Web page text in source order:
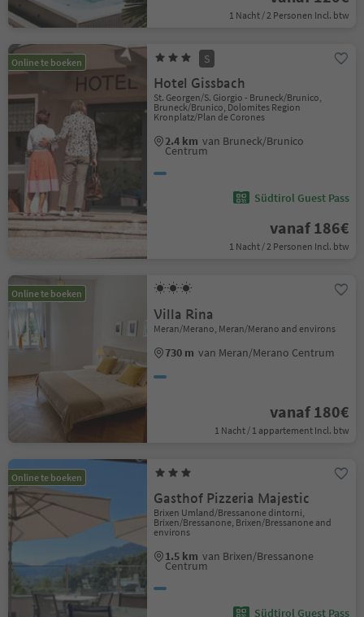
1 Nacht / 2 Personen Incl. btw
Online te boeken S
Hotel Gissbach
St. Georgen/S. Giorgio - Bruneck/Brunico,
Bruneck/Brunico, Dolomites Region
Kronplatz/Plan de Corones
2.4 km van Bruneck/Brunico
Centrum
Südtirol Guest Pass
vanaf 186€
1 Nacht / 2 Personen Incl. btw
Online te boeken
Villa Rina
Meran/Merano, Meran/Merano and environs
730 m van Meran/Merano Centrum
vanaf 180€
1 Nacht / 1 appartement Incl. btw
Online te boeken
Gasthof Pizzeria Majestic
Brixen Umland/Bressanone dintorni,
Brixen/Bressanone, Brixen/Bressanone and
environs
1.5 km van Brixen/Bressanone
Centrum
Südtirol Guest Pass